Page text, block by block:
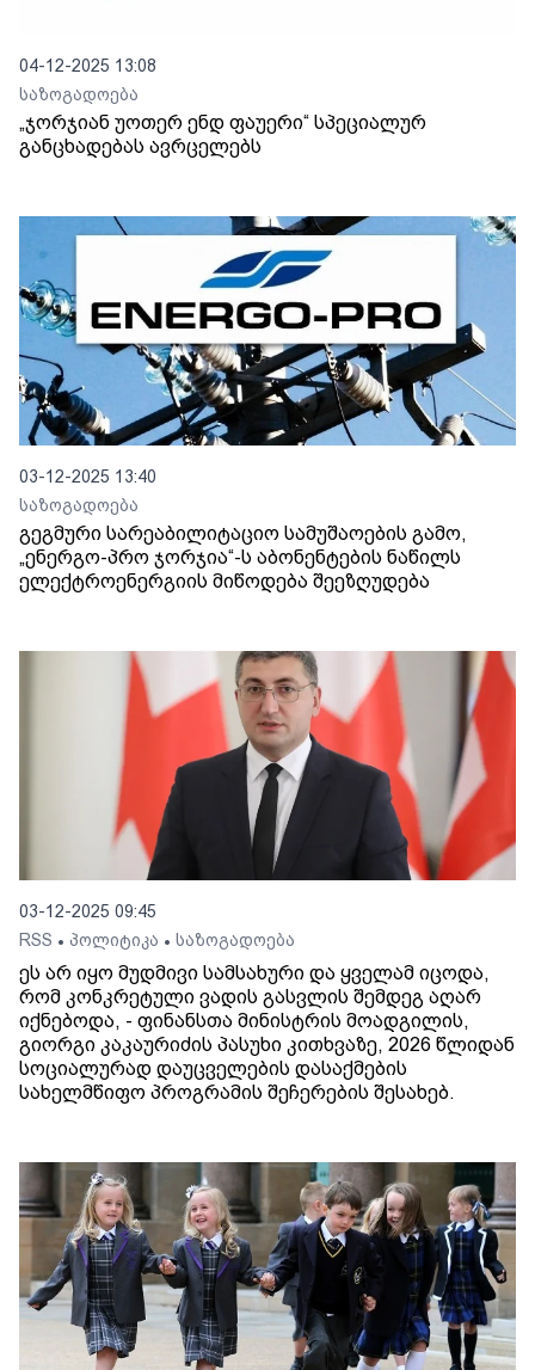
04-12-2025 13:08
საზოგადოება
„ჯორჯიან უოთერ ენდ ფაუერი“ სპეციალურ
განცხადებას ავრცელებს
03-12-2025 13:40
საზოგადოება
გეგმური სარეაბილიტაციო სამუშაოების გამო,
„ენერგო-პრო ჯორჯია“-ს აბონენტების ნაწილს
ელექტროენერგიის მიწოდება შეეზღუდება
03-12-2025 09:45
RSS • პოლიტიკა • საზოგადოება
ეს არ იყო მუდმივი სამსახური და ყველამ იცოდა,
რომ კონკრეტული ვადის გასვლის შემდეგ აღარ
იქნებოდა, - ფინანსთა მინისტრის მოადგილის,
გიორგი კაკაურიძის პასუხი კითხვაზე, 2026 წლიდან
სოციალურად დაუცველების დასაქმების
სახელმწიფო პროგრამის შეჩერების შესახებ.